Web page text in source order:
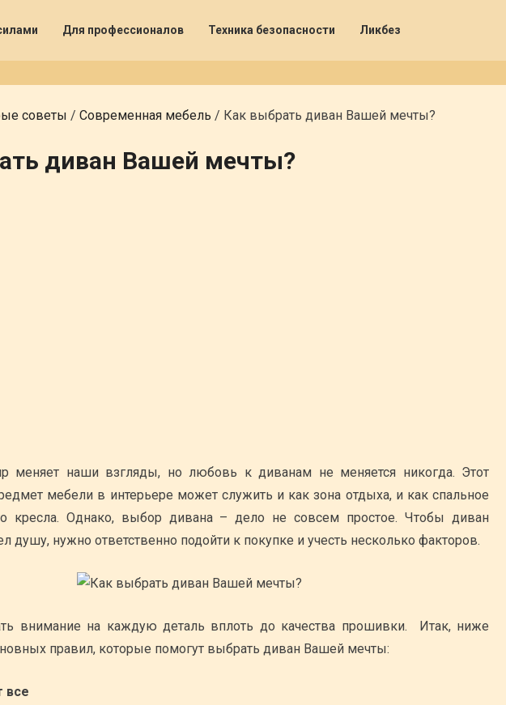
Для профессионалов Техника безопасности Ликбез
советы / Современная мебель / Как выбрать диван Вашей мечты?
диван Вашей мечты?
меняет наши взгляды, но любовь к диванам не меняется никогда. Этот
мебели в интерьере может служить и как зона отдыха, и как спальное
кресла. Однако, выбор дивана – дело не совсем простое. Чтобы диван
душу, нужно ответственно подойти к покупке и учесть несколько факторов.
внимание на каждую деталь вплоть до качества прошивки. Итак, ниже
правил, которые помогут выбрать диван Вашей мечты:
все